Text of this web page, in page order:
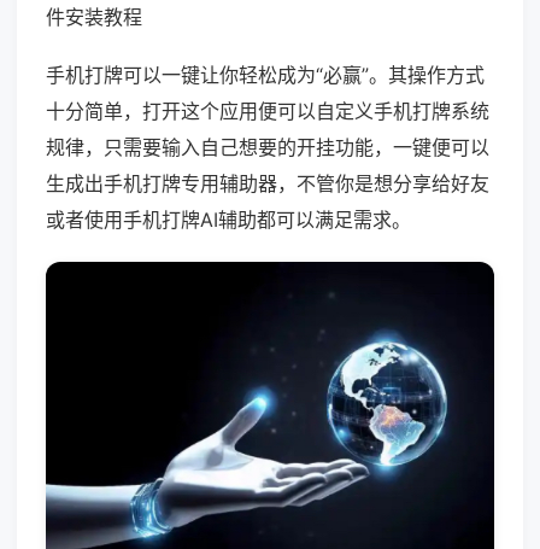
件安装教程
手机打牌可以一键让你轻松成为“必赢”。其操作方式
十分简单，打开这个应用便可以自定义手机打牌系统
规律，只需要输入自己想要的开挂功能，一键便可以
生成出手机打牌专用辅助器，不管你是想分享给好友
或者使用手机打牌AI辅助都可以满足需求。